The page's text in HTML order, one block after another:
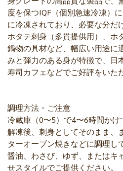
度を保つIQF（個別急速冷凍）
に冷凍されており、必要な分だ
ホタテ刺身（多貫提供用）、ホ
鍋物の具材など、幅広い用途に
みと弾力のある身が特徴で、日
寿司カフェなどでご好評をいた
調理方法・ご注意
冷蔵庫（0〜5）で4〜6時間かけ
解凍後、刺身としてそのまま、
ターオーブン焼きなどに調理し
醤油、わさび、ゆず、またはキ
せスタイルでご提供ください。